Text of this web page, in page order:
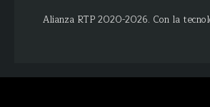
Alianza RTP 2020-2026. Con la